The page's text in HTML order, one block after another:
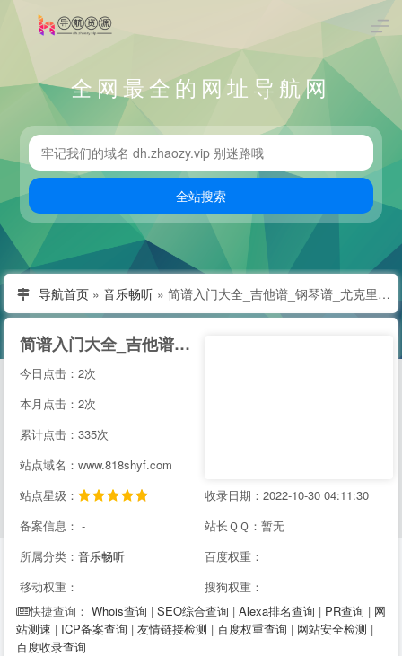
全网最全的网址导航网
导航首页 » 音乐畅听 » 简谱入门大全_吉他谱_钢琴谱_尤克里里新手入门曲谱_818简谱曲谱网
简谱入门大全_吉他谱_钢琴谱_尤克里里新手入门曲谱_818简谱曲谱网
今日点击：2次
本月点击：2次
累计点击：335次
站点域名：www.818shyf.com
站点星级：
收录日期：2022-10-30 04:11:30
备案信息： -
站长ＱＱ：暂无
所属分类： 音乐畅听
百度权重：
移动权重：
搜狗权重：
快捷查询： Whois查询 | SEO综合查询 | Alexa排名查询 | PR查询 | 网
站测速 | ICP备案查询 | 友情链接检测 | 百度权重查询 | 网站安全检测 |
百度收录查询